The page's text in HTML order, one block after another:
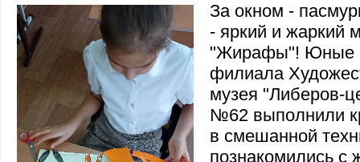
За окном -
- яркий и жаркий
"Жирафы"! Юные
филиала
музея "Либеров-
№62 выполнили
в смешанной
познакомились с